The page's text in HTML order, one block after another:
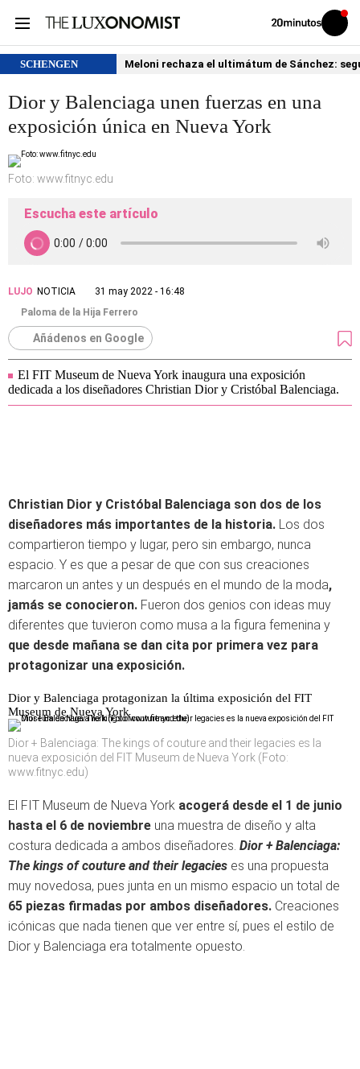
Volver
Iniciar
sesión
SCHENGEN Meloni rechaza el ultimátum de Sánchez:
Dior y Balenciaga unen fuerzas en una
exposición única en Nueva York
Foto: www.fitnyc.edu
Escucha este artículo
LUJO NOTICIA
31 may 2022 - 16:48
Paloma de la Hija Ferrero
Añádenos en Google
El FIT Museum de Nueva York inaugura una exposición
dedicada a los diseñadores Christian Dior y Cristóbal Balenciaga.
Christian Dior y Cristóbal Balenciaga son dos de los
diseñadores más importantes de la historia. Los dos
compartieron tiempo y lugar, pero sin embargo, nunca
espacio. Y es que a pesar de que con sus creaciones
marcaron un antes y un después en el mundo de la moda,
jamás se conocieron. Fueron dos genios con ideas muy
diferentes que tuvieron como musa a la figura femenina y
que desde mañana se dan cita por primera vez para
protagonizar una exposición.
Dior y Balenciaga protagonizan la última exposición del FIT
Museum de Nueva York
Dior + Balenciaga: The kings of couture and their legacies es la
nueva exposición del FIT Museum de Nueva York (Foto:
www.fitnyc.edu)
El FIT Museum de Nueva York acogerá desde el 1 de junio
hasta el 6 de noviembre una muestra de diseño y alta
costura dedicada a ambos diseñadores. Dior + Balenciaga:
The kings of couture and their legacies es una propuesta
muy novedosa, pues junta en un mismo espacio un total de
65 piezas firmadas por ambos diseñadores. Creaciones
icónicas que nada tienen que ver entre sí, pues el estilo de
Dior y Balenciaga era totalmente opuesto.